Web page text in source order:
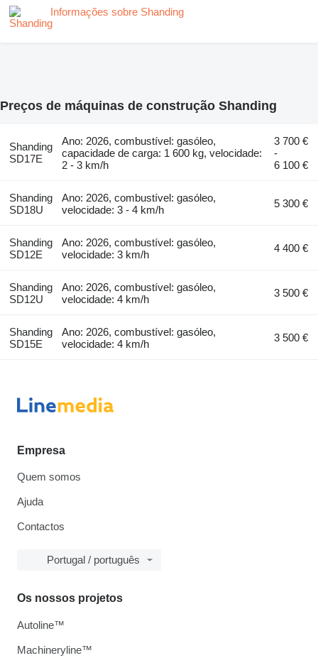
Informações sobre Shanding
Preços de máquinas de construção Shanding
Shanding
SD17E
Ano: 2026, combustível: gasóleo,
capacidade de carga: 1 600 kg, velocidade:
2 - 3 km/h
3 700 €
-
6 100 €
Shanding
SD18U
Ano: 2026, combustível: gasóleo,
velocidade: 3 - 4 km/h
5 300 €
Shanding
SD12E
Ano: 2026, combustível: gasóleo,
velocidade: 3 km/h
4 400 €
Shanding
SD12U
Ano: 2026, combustível: gasóleo,
velocidade: 4 km/h
3 500 €
Shanding
SD15E
Ano: 2026, combustível: gasóleo,
velocidade: 4 km/h
3 500 €
Empresa
Quem somos
Ajuda
Contactos
Portugal / português
Os nossos projetos
Autoline™
Machineryline™